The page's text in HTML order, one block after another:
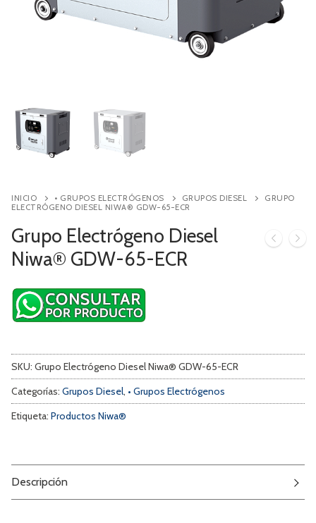
Contacto
INICIO • GRUPOS ELECTRÓGENOS GRUPOS DIESEL
GRUPO
ELECTRÓGENO DIESEL NIWA® GDW-65-ECR
Grupo Electrógeno Diesel
Niwa® GDW-65-ECR
SKU: Grupo Electrógeno Diesel Niwa® GDW-65-ECR
Categorías: Grupos Diesel, • Grupos Electrógenos
Etiqueta: Productos Niwa®
Descripción